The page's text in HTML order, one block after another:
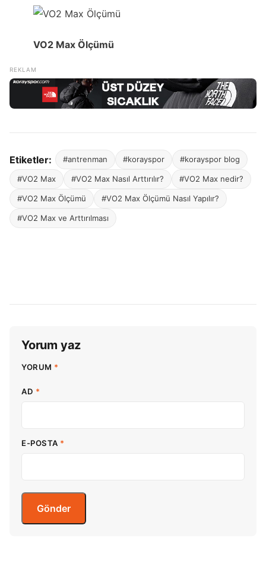
VO2 Max Ölçümü
Etiketler: #antrenman #korayspor #korayspor blog
#VO2 Max #VO2 Max Nasıl Arttırılır? #VO2 Max nedir?
#VO2 Max Ölçümü #VO2 Max Ölçümü Nasıl Yapılır?
#VO2 Max ve Arttırılması
Yorum yaz
YORUM *
AD *
E-POSTA *